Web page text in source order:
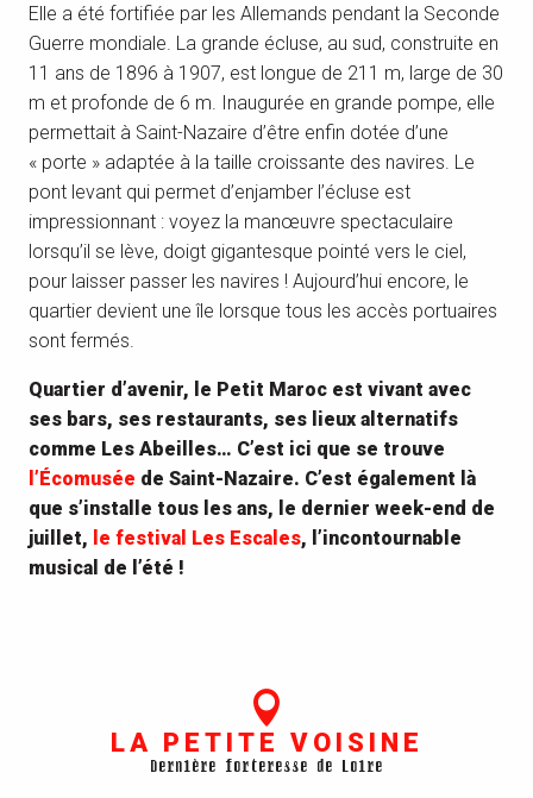
Elle a été fortifiée par les Allemands pendant la Seconde
Guerre mondiale. La grande écluse, au sud, construite en
11 ans de 1896 à 1907, est longue de 211 m, large de 30
m et profonde de 6 m. Inaugurée en grande pompe, elle
permettait à Saint-Nazaire d’être enfin dotée d’une
« porte » adaptée à la taille croissante des navires. Le
pont levant qui permet d’enjamber l’écluse est
impressionnant : voyez la manœuvre spectaculaire
lorsqu’il se lève, doigt gigantesque pointé vers le ciel,
pour laisser passer les navires ! Aujourd’hui encore, le
quartier devient une île lorsque tous les accès portuaires
sont fermés.
Quartier d’avenir, le Petit Maroc est vivant avec
ses bars, ses restaurants, ses lieux alternatifs
comme Les Abeilles… C’est ici que se trouve
l’Écomusée de Saint-Nazaire. C’est également là
que s’installe tous les ans, le dernier week-end de
juillet, le festival Les Escales, l’incontournable
musical de l’été !
LA PETITE VOISINE
Dernière forteresse de Loire
La base sous-marine de Saint-Nazaire